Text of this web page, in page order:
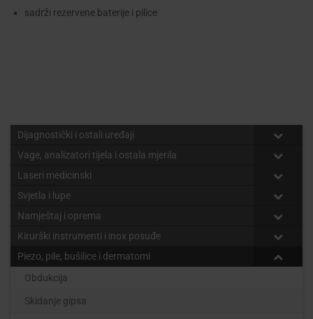
sadrži rezervene baterije i pilice
Dijagnostički i ostali uređaji
Vage, analizatori tijela i ostala mjerila
Laseri medicinski
Svjetla i lupe
Namještaj i oprema
Kirurški instrumenti i inox posuđe
Piezo, pile, bušilice i dermatomi
Obdukcija
Skidanje gipsa